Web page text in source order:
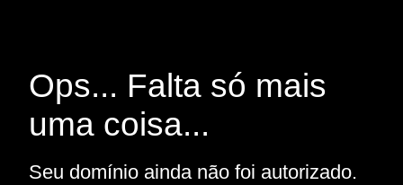
Ops... Falta só mais
uma coisa...
Seu domínio ainda não foi autorizado.